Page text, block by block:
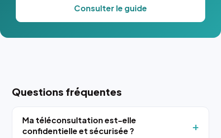
Consulter le guide
Questions fréquentes
Ma téléconsultation est-elle
confidentielle et sécurisée ?